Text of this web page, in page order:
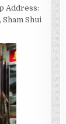
Address:
Sham Shui